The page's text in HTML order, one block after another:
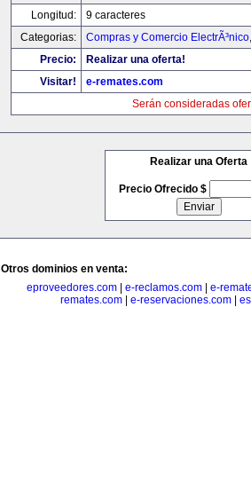
Longitud:
9 caracteres
Categorias:
Compras y Comercio ElectrÃ³nico
Precio:
Realizar una oferta!
Visitar!
e-remates.com
Serán consideradas
Realizar una Oferta
Precio Ofrecido $
Otros dominios en venta:
eproveedores.com
e-reclamos.com
e-
remates.com| e-reservaciones.com|